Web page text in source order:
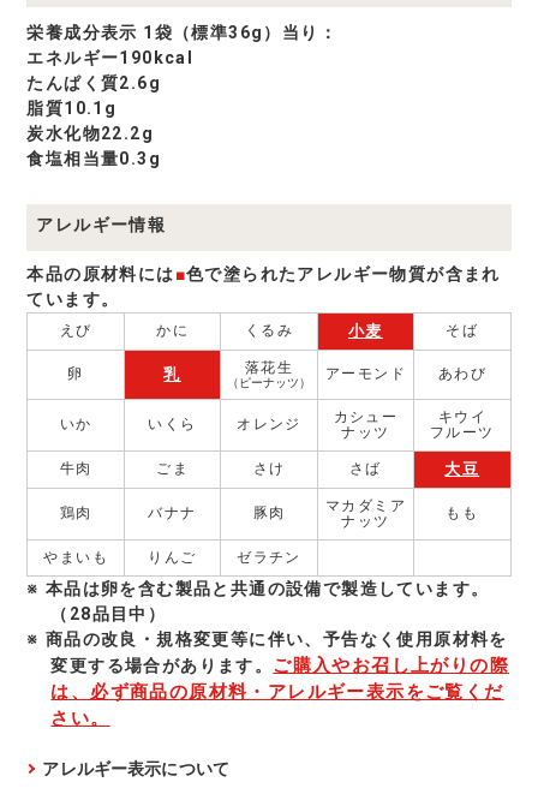
栄養成分表示 1袋（標準36g）当り：
エネルギー190kcal
たんぱく質2.6g
脂質10.1g
炭水化物22.2g
食塩相当量0.3g
アレルギー情報
本品の原材料には■色で塗られたアレルギー物質が含まれ
ています。
えび かに くるみ 小麦 そば
卵 乳 落花生
（ピーナッツ） アーモンド あわび
いか いくら オレンジ
カシュー
ナッツ
キウイ
フルーツ
牛肉 ごま さけ さば 大豆
鶏肉 バナナ 豚肉
マカダミア
ナッツ
もも
やまいも りんご ゼラチン
本品は卵を含む製品と共通の設備で製造しています。
（28品目中）
商品の改良・規格変更等に伴い、予告なく使⽤原材料を
変更する場合があります。 ご購入やお召し上がりの際
は、必ず商品の原材料・アレルギー表示をご覧くだ
さい。
アレルギー表示について